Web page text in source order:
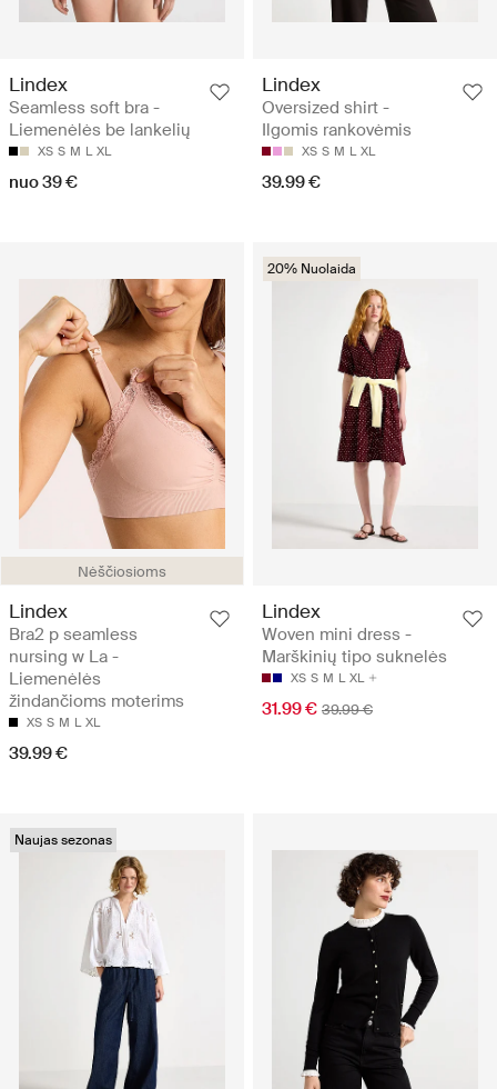
Lindex
Seamless soft bra -
Liemenėlės be lankelių
XS S M L XL
nuo 39 €
Lindex
Oversized shirt -
Ilgomis rankovėmis
XS S M L XL
39.99 €
Nėščiosioms
Lindex
Bra2 p seamless
nursing w La -
Liemenėlės
žindančioms moterims
XS S M L XL
39.99 €
20% Nuolaida
Lindex
Woven mini dress -
Marškinių tipo suknelės
XS S M L XL
31.99 € 39.99 €
Naujas sezonas